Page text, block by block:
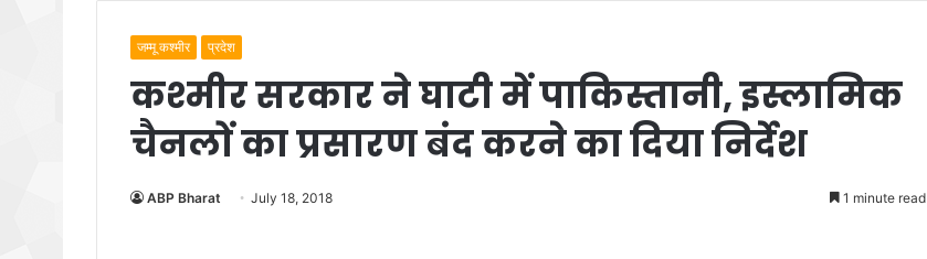
जम्मू कश्मीर प्रदेश
कश्मीर सरकार ने घाटी में पाकिस्तानी, इस्लामिक
चैनलों का प्रसारण बंद करने का दिया निर्देश
ABP Bharat July 18, 2018 1 minute read